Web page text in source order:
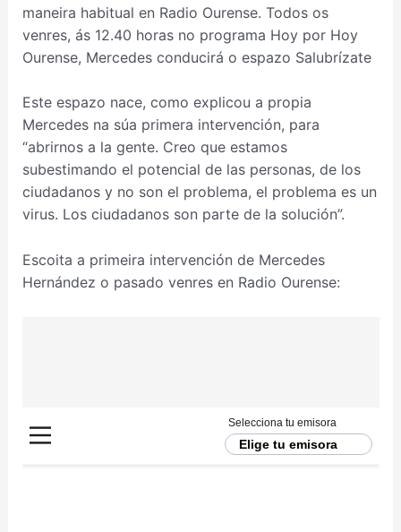
maneira habitual en Radio Ourense. Todos os
venres, ás 12.40 horas no programa Hoy por Hoy
Ourense, Mercedes conducirá o espazo Salubrízate
Este espazo nace, como explicou a propia
Mercedes na súa primera intervención, para
“abrirnos a la gente. Creo que estamos
subestimando el potencial de las personas, de los
ciudadanos y no son el problema, el problema es un
virus. Los ciudadanos son parte de la solución”.
Escoita a primeira intervención de Mercedes
Hernández o pasado venres en Radio Ourense: